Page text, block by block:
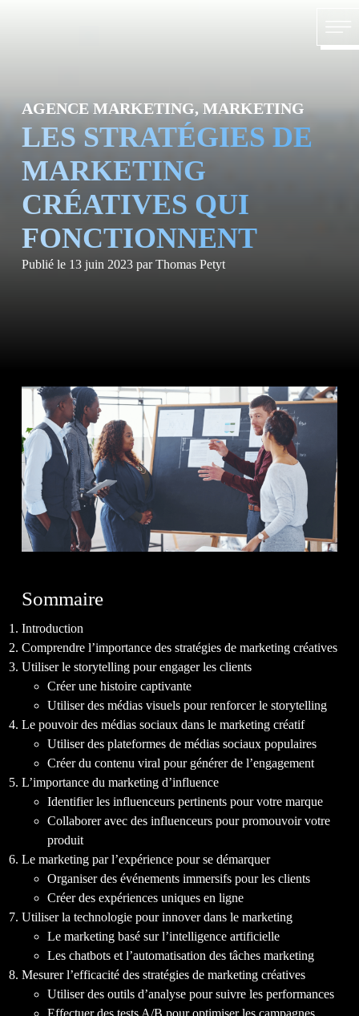
À
NOS
AGENCE MARKETING, MARKETING
LES STRATÉGIES DE
MARKETING
CRÉATIVES QUI
FONCTIONNENT
Publié le 13 juin 2023 par Thomas Petyt
Sommaire
Introduction
Comprendre l’importance des stratégies de marketing créatives
Utiliser le storytelling pour engager les clients
Créer une histoire captivante
Utiliser des médias visuels pour renforcer le storytelling
Le pouvoir des médias sociaux dans le marketing créatif
Utiliser des plateformes de médias sociaux populaires
Créer du contenu viral pour générer de l’engagement
L’importance du marketing d’influence
Identifier les influenceurs pertinents pour votre marque
Collaborer avec des influenceurs pour promouvoir votre
produit
Le marketing par l’expérience pour se démarquer
Organiser des événements immersifs pour les clients
Créer des expériences uniques en ligne
Utiliser la technologie pour innover dans le marketing
Le marketing basé sur l’intelligence artificielle
Les chatbots et l’automatisation des tâches marketing
Mesurer l’efficacité des stratégies de marketing créatives
Utiliser des outils d’analyse pour suivre les performances